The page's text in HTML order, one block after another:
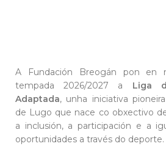
A Fundación Breogán pon en
tempada 2026/2027 a Liga
Adaptada, unha iniciativa
de Lugo que nace co obxectivo
a inclusión, a participación e a
oportunidades a través do deporte.